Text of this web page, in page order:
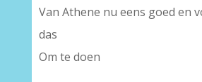
Van Athene nu eens goed en
das
Om te doen